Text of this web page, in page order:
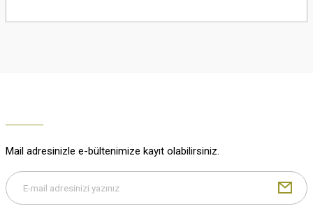
Gönder
M... K... | 29/12/2025
Mail adresinizle e-bültenimize kayıt olabilirsiniz.